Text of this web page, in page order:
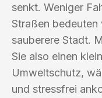
senkt. Weniger
Straßen bedeuten
sauberere Stadt.
Sie also einen
Umweltschutz,
und stressfrei